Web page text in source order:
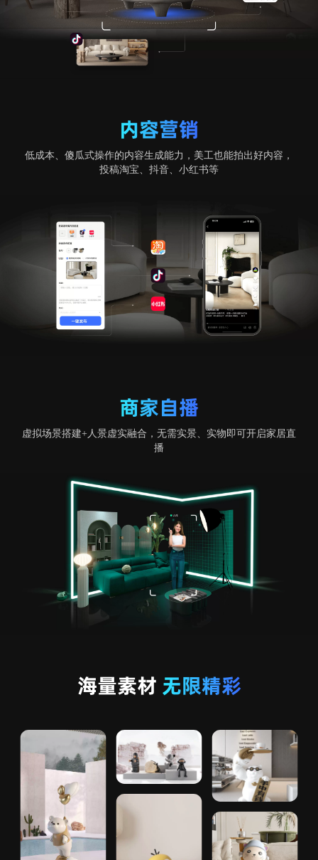
内容营销
低成本、傻瓜式操作的内容生成能力，美工也能拍出好内容，
投稿淘宝、抖音、小红书等
商家自播
虚拟场景搭建+人景虚实融合，无需实景、实物即可开启家居直
播
海量素材 无限精彩